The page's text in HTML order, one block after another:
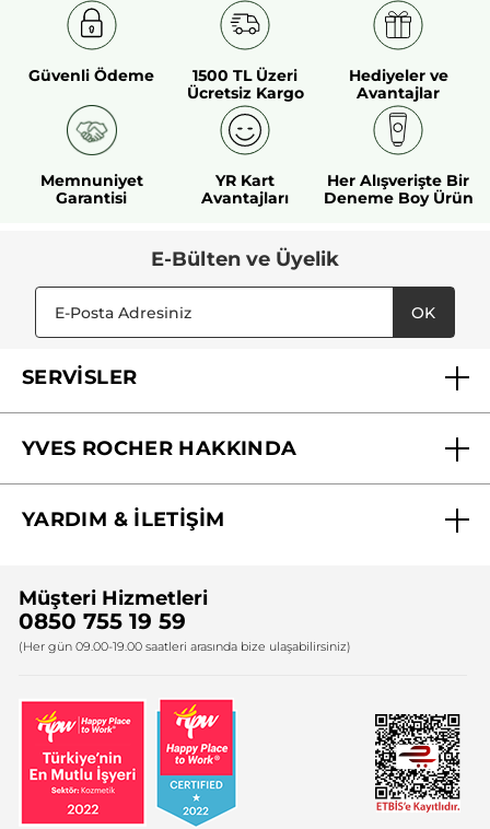
Güvenli Ödeme
1500 TL Üzeri
Ücretsiz Kargo
Hediyeler ve
Avantajlar
Memnuniyet
Garantisi
YR Kart
Avantajları
Her Alışverişte Bir
Deneme Boy Ürün
E-Bülten ve Üyelik
OK
SERVİSLER
YVES ROCHER HAKKINDA
Yves Rocher Vakfı
YARDIM & İLETİŞİM
Bize Ulaşın
Firma Bilgileri
Müşteri Hizmetleri
0850 755 19 59
(Her gün 09.00-19.00 saatleri arasında bize ulaşabilirsiniz)